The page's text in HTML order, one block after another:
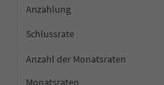
Anzahlung
Schlussrate
Anzahl der Monatsraten
Monatsraten